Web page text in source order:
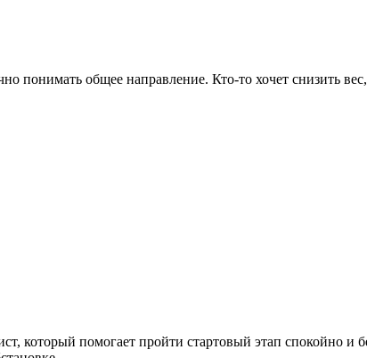
понимать общее направление. Кто-то хочет снизить
который помогает пройти стартовый этап спокойно и